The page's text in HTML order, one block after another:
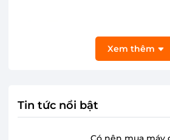
Xem thêm
Tin tức nổi bật